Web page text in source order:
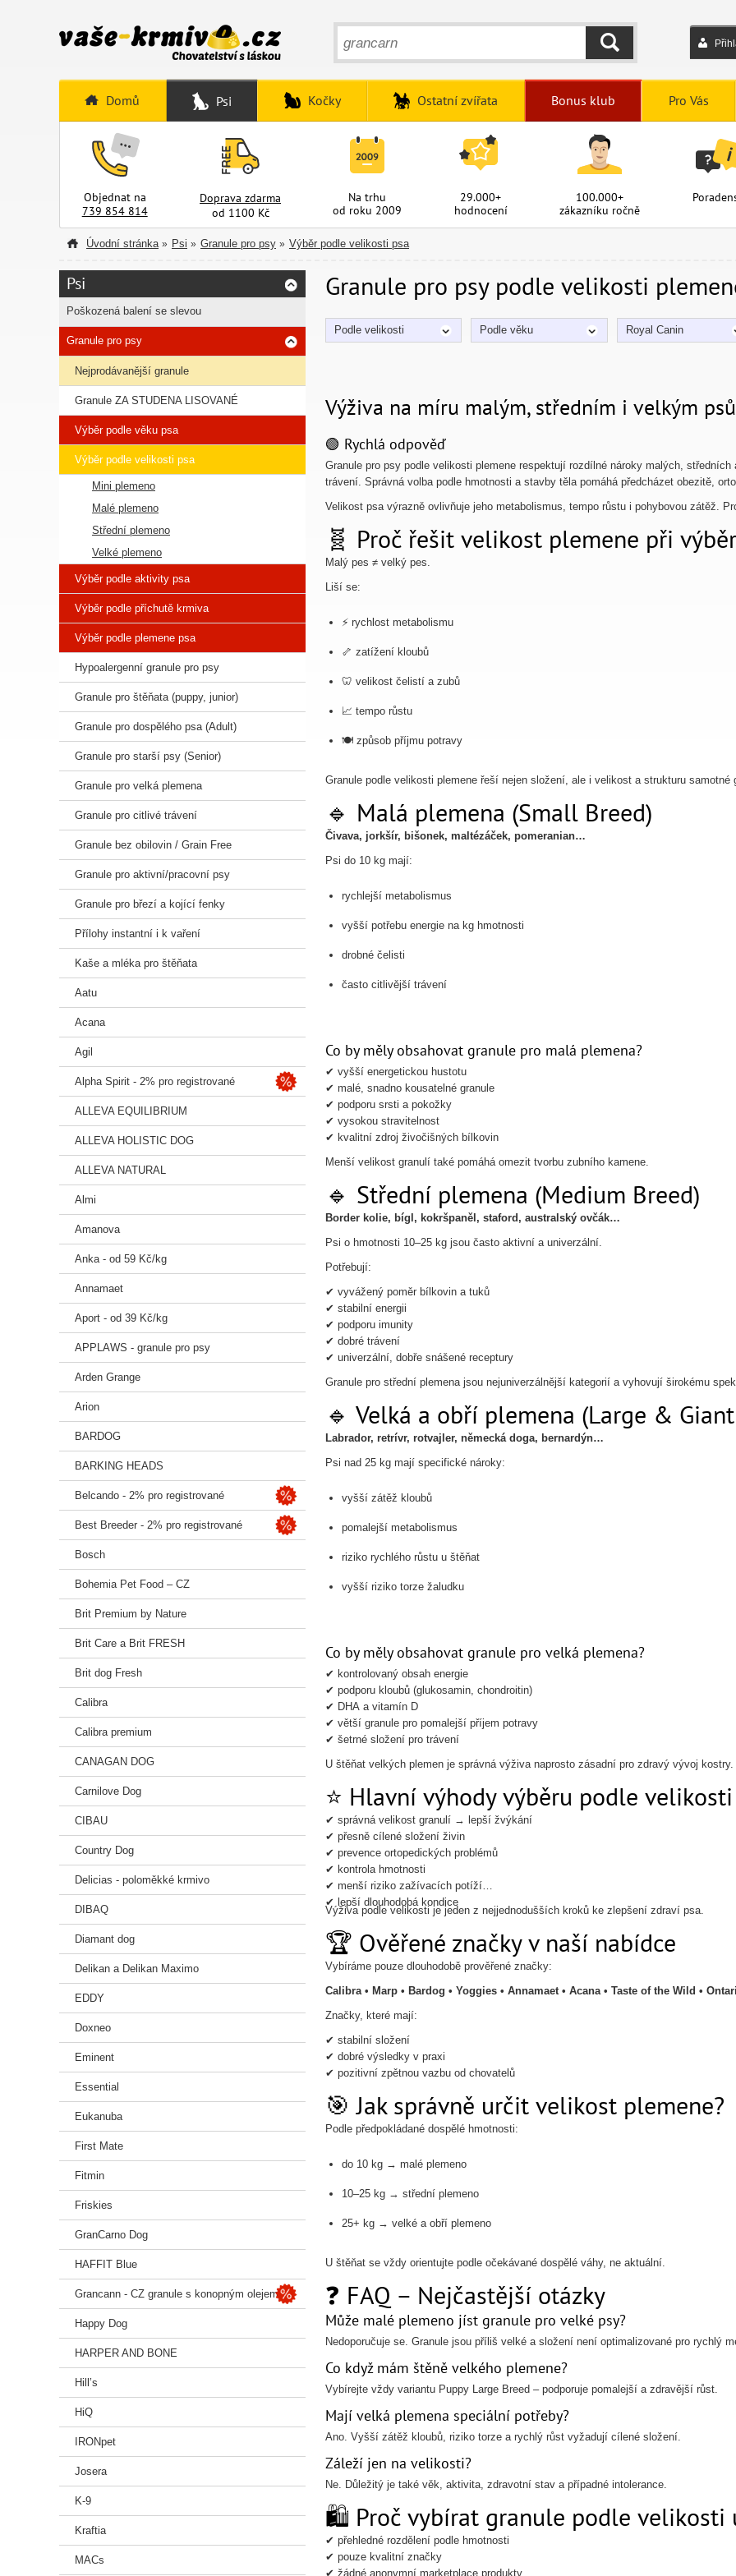
HLEDAT
Domů Psi Kočky Ostatní zvířata Bonus klub Pro Vás
Objednat na
739 854 814
Doprava zdarma
od 1100 Kč
Na trhu
od roku 2009
29.000+
hodnocení
100.000+
zákazníku ročně
Úvodní stránka » Psi » Granule pro psy » Výběr podle velikosti psa
Granule pro psy podle velikosti
Podle velikosti Podle věku Royal Canin
Výživa na míru malým, středním i velkým
🟢 Rychlá odpověď
Granule pro psy podle velikosti plemene respektují rozdílné nároky malých,
trávení. Správná volba podle hmotnosti a stavby těla pomáhá předcházet obezitě,
Velikost psa výrazně ovlivňuje jeho metabolismus, tempo růstu i pohybovou zátěž.
🧬 Proč řešit velikost plemene při
Malý pes ≠ velký pes.
Liší se:
⚡ rychlost metabolismu
🦴 zatížení kloubů
🦷 velikost čelistí a zubů
📈 tempo růstu
🍽️ způsob příjmu potravy
Granule podle velikosti plemene řeší nejen složení, ale i velikost a strukturu samotné
🔹 Malá plemena (Small Breed)
Čivava, jorkšír, bišonek, maltézáček, pomeranian…
Psi do 10 kg mají:
rychlejší metabolismus
vyšší potřebu energie na kg hmotnosti
drobné čelisti
často citlivější trávení
Co by měly obsahovat granule pro malá plemena?
✔ vyšší energetickou hustotu
✔ malé, snadno kousatelné granule
✔ podporu srsti a pokožky
✔ vysokou stravitelnost
✔ kvalitní zdroj živočišných bílkovin
Menší velikost granulí také pomáhá omezit tvorbu zubního kamene.
🔹 Střední plemena (Medium Breed)
Border kolie, bígl, kokršpaněl, staford, australský ovčák…
Psi o hmotnosti 10–25 kg jsou často aktivní a univerzální.
Potřebují:
✔ vyvážený poměr bílkovin a tuků
✔ stabilní energii
✔ podporu imunity
✔ dobré trávení
✔ univerzální, dobře snášené receptury
Granule pro střední plemena jsou nejuniverzálnější kategorií a vyhovují širokému
🔹 Velká a obří plemena (Large &
Labrador, retrívr, rotvajler, německá doga, bernardýn…
Psi nad 25 kg mají specifické nároky:
vyšší zátěž kloubů
pomalejší metabolismus
riziko rychlého růstu u štěňat
vyšší riziko torze žaludku
Co by měly obsahovat granule pro velká plemena?
✔ kontrolovaný obsah energie
✔ podporu kloubů (glukosamin, chondroitin)
✔ DHA a vitamín D
✔ větší granule pro pomalejší příjem potravy
✔ šetrné složení pro trávení
U štěňat velkých plemen je správná výživa naprosto zásadní pro zdravý vývoj kostry.
⭐ Hlavní výhody výběru podle velikosti
✔ správná velikost granulí → lepší žvýkání
✔ přesně cílené složení živin
✔ prevence ortopedických problémů
✔ kontrola hmotnosti
✔ menší riziko zažívacích potíží
✔ lepší dlouhodobá kondice
Výživa podle velikosti je jeden z nejjednodušších kroků ke zlepšení zdraví psa.
🏆 Ověřené značky v naší nabídce
Vybíráme pouze dlouhodobě prověřené značky:
Calibra • Marp • Bardog • Yoggies • Annamaet • Acana • Taste of the Wild •
Značky, které mají:
✔ stabilní složení
✔ dobré výsledky v praxi
✔ pozitivní zpětnou vazbu od chovatelů
🎯 Jak správně určit velikost plemene?
Podle předpokládané dospělé hmotnosti:
do 10 kg → malé plemeno
10–25 kg → střední plemeno
25+ kg → velké a obří plemeno
U štěňat se vždy orientujte podle očekávané dospělé váhy, ne aktuální.
❓ FAQ – Nejčastější otázky
Může malé plemeno jíst granule pro velké psy?
Nedoporučuje se. Granule jsou příliš velké a složení není optimalizované pro rychlý
Co když mám štěně velkého plemene?
Vybírejte vždy variantu Puppy Large Breed – podporuje pomalejší a zdravější růst.
Mají velká plemena speciální potřeby?
Ano. Vyšší zátěž kloubů, riziko torze a rychlý růst vyžadují cílené složení.
Záleží jen na velikosti?
Ne. Důležitý je také věk, aktivita, zdravotní stav a případné intolerance.
🛍️ Proč vybírat granule podle velikosti
✔ přehledné rozdělení podle hmotnosti
✔ pouze kvalitní značky
✔ žádné anonymní marketplace produkty
Psi
Poškozená balení se slevou
Granule pro psy
Nejprodávanější granule
Granule ZA STUDENA LISOVANÉ
Výběr podle věku psa
Výběr podle velikosti psa
Mini plemeno
Malé plemeno
Střední plemeno
Velké plemeno
Výběr podle aktivity psa
Výběr podle příchutě krmiva
Výběr podle plemene psa
Hypoalergenní granule pro psy
Granule pro štěňata (puppy, junior)
Granule pro dospělého psa (Adult)
Granule pro starší psy (Senior)
Granule pro velká plemena
Granule pro citlivé trávení
Granule bez obilovin / Grain Free
Granule pro aktivní/pracovní psy
Granule pro březí a kojící fenky
Přílohy instantní i k vaření
Kaše a mléka pro štěňata
Aatu
Acana
Agil
Alpha Spirit - 2% pro registrované
ALLEVA EQUILIBRIUM
ALLEVA HOLISTIC DOG
ALLEVA NATURAL
Almi
Amanova
Anka - od 59 Kč/kg
Annamaet
Aport - od 39 Kč/kg
APPLAWS - granule pro psy
Arden Grange
Arion
BARDOG
BARKING HEADS
Belcando - 2% pro registrované
Best Breeder - 2% pro registrované
Bosch
Bohemia Pet Food – CZ
Brit Premium by Nature
Brit Care a Brit FRESH
Brit dog Fresh
Calibra
Calibra premium
CANAGAN DOG
Carnilove Dog
CIBAU
Country Dog
Delicias - poloměkké krmivo
DIBAQ
Diamant dog
Delikan a Delikan Maximo
EDDY
Doxneo
Eminent
Essential
Eukanuba
First Mate
Fitmin
Friskies
GranCarno Dog
HAFFIT Blue
Grancann - CZ granule s konopným olejem
Happy Dog
HARPER AND BONE
Hill’s
HiQ
IRONpet
Josera
K-9
Kraftia
MACs